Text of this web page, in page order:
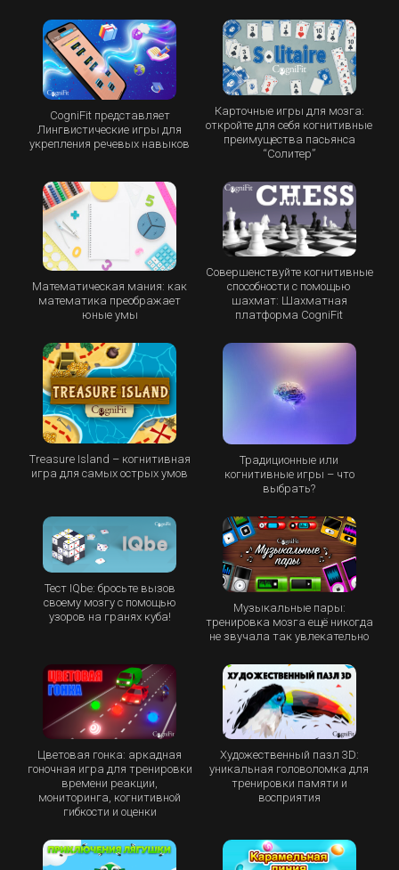
CogniFit представляет
Лингвистические игры для
укрепления речевых навыков
Карточные игры для мозга:
откройте для себя когнитивные
преимущества пасьянса
“Cолитер”
Математическая мания: как
математика преображает
юные умы
Совершенствуйте когнитивные
способности с помощью
шахмат: Шахматная
платформа CogniFit
Treasure Island – когнитивная
игра для самых острых умов
Традиционные или
когнитивные игры – что
выбрать?
Тест IQbe: бросьте вызов
своему мозгу с помощью
узоров на гранях куба!
Музыкальные пары:
тренировка мозга ещё никогда
не звучала так увлекательно
Цветовая гонка: аркадная
гоночная игра для тренировки
времени реакции,
мониторинга, когнитивной
гибкости и оценки
Художественный пазл 3D:
уникальная головоломка для
тренировки памяти и
восприятия